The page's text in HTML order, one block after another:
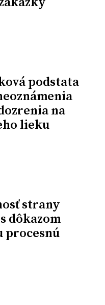
podstata
na
lieku
strany
dôkazom
procesnú